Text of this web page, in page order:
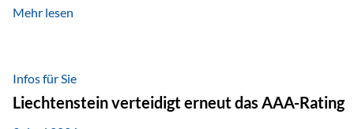
dieser Ehrung ist der renommierte Fondspolicenreport der
analysiert und verglichen wurden. Das Ergebnis: Die ETF-
Auswahl der Vienna-Life zählt zu den drei besten Angeboten
am Markt. Für uns ist diese Auszeichnung eine Bestätigung
Mehr lesen
Infos für Sie
Liechtenstein verteidigt erneut das AAA-Rating